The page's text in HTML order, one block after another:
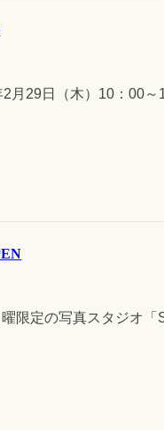
月29日（木）10：00
限定の写真スタジオ